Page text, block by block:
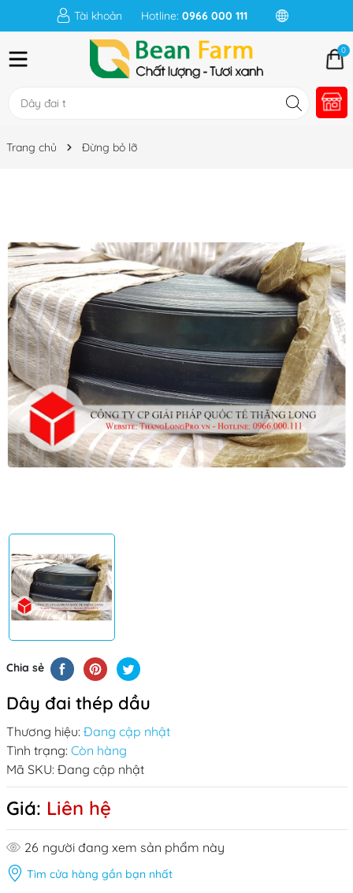
Tài khoản Hotline: 0966 000 111
0
Trang chủ Đừng bỏ lỡ
Chia sẻ
Dây đai thép dầu
Thương hiệu: Đang cập nhật
Tình trạng: Còn hàng
Mã SKU: Đang cập nhật
Giá: Liên hệ
26 người đang xem sản phẩm này
Tìm cửa hàng gần bạn nhất